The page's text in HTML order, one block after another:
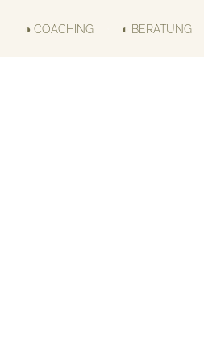
◑ COACHING ◐ BERATUNG